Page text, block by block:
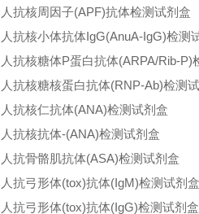
人抗核周因子(APF)抗体检测试剂盒
人抗核小体抗体IgG(AnuA-IgG)检测
人抗核糖体P蛋白抗体(ARPA/Rib-P)
人抗核糖核蛋白抗体(RNP-Ab)检测
人抗核仁抗体(ANA)检测试剂盒
人抗核抗体-(ANA)检测试剂盒
人抗骨骼肌抗体(ASA)检测试剂盒
人抗弓形体(tox)抗体(IgM)检测试剂盒
人抗弓形体(tox)抗体(IgG)检测试剂盒